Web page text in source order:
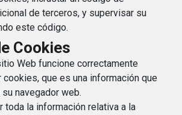
de terceros, y supervisar su
este código.
Cookies
Web funcione correctamente
que es una información que
navegador web.
toda la información relativa a la